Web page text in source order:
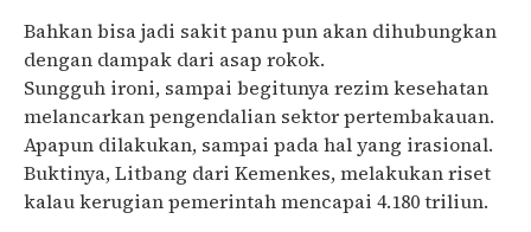
Bahkan bisa jadi sakit panu pun akan dihubungkan
dengan dampak dari asap rokok.
Sungguh ironi, sampai begitunya rezim kesehatan
melancarkan pengendalian sektor pertembakauan.
Apapun dilakukan, sampai pada hal yang irasional.
Buktinya, Litbang dari Kemenkes, melakukan riset
kalau kerugian pemerintah mencapai 4.180 triliun.